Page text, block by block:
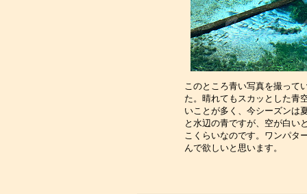
このところ青い写真を撮って
た。晴れてもスカッとした青
いことが多く、今シーズンは
と水辺の青ですが、空が白い
こくらいなのです。ワンパタ
んで欲し